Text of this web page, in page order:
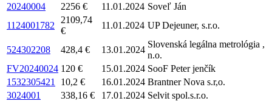
20240004
2256 € 11.01.2024 Soveľ Ján
1124001782
2109,74
€
11.01.2024 UP Dejeuner, s.r.o.
524302208 428,4 € 13.01.2024
Slovenská legálna metrológia ,
n.o.
FV20240024 120 € 15.01.2024 SooF Peter jenčík
1532305421
10,2 € 16.01.2024 Brantner Nova s.r,o.
3024001
338,16 € 17.01.2024 Selvit spol.s.r.o.